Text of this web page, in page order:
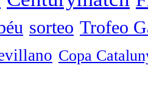
sorteo Trofeo
Copa